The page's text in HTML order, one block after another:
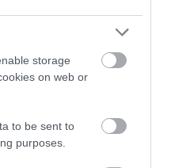
storage
on web or
to be sent to
purposes.
legnagyobb
át. Kínában
néven nyílt repülőgép-